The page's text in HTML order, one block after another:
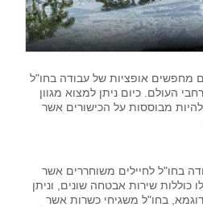
מחפשים אופציות של עבודה בחו"ל
העולם. כיום ניתן למצוא מגוון
מבוססות על הכישורים אשר
בחו"ל לחיילים משוחררים אשר
שירות אבטחה שונים, וניתן
בחו"ל משגיחי כשרות אשר